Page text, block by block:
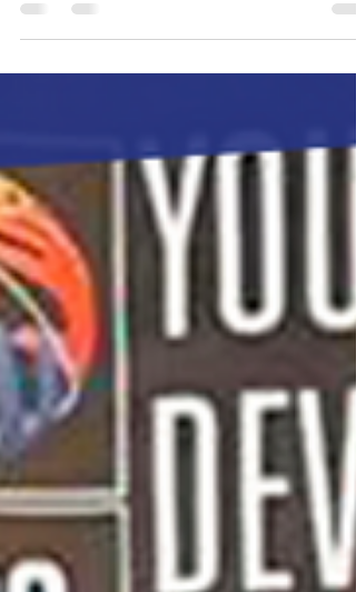
acontecendo o JEBS – Jogos Escolares
Brasileiros onde quase 6 mil...